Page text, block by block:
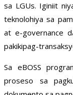
sa LGUs. Iginiit
teknolohiya sa
at e-governance
pakikipag-
Sa eBOSS
proseso sa